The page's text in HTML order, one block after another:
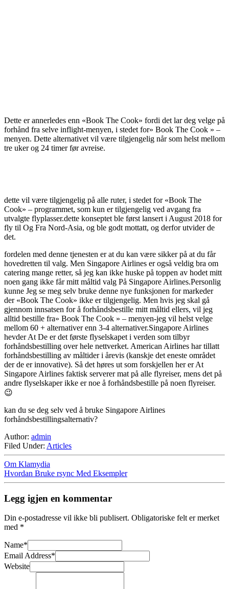
Dette er annerledes enn «Book The Cook» fordi det lar deg velge på
forhånd fra selve inflight-menyen, i stedet for» Book The Cook » –
menyen. Dette alternativet vil være tilgjengelig når som helst mellom
tre uker og 24 timer før avreise.
dette vil være tilgjengelig på alle ruter, i stedet for «Book The
Cook» – programmet, som kun er tilgjengelig ved avgang fra
utvalgte flyplasser.dette konseptet ble først lansert i August 2018 for
fly til Og Fra Nord-Asia, og ble godt mottatt, og derfor utvider de
det.
fordelen med denne tjenesten er at du kan være sikker på at du får
hovedretten til valg. Men Singapore Airlines er også veldig bra om
catering mange retter, så jeg kan ikke huske på toppen av hodet mitt
noen gang ikke får mitt måltid valg På Singapore Airlines.Personlig
kunne Jeg se meg selv bruke denne nye funksjonen for markeder
der «Book The Cook» ikke er tilgjengelig. Men hvis jeg skal gå
gjennom innsatsen for å forhåndsbestille mitt måltid ellers, vil jeg
alltid bestille fra» Book The Cook » – menyen-jeg vil helst velge
mellom 60 + alternativer enn 3-4 alternativer.Singapore Airlines
hevder At De er det første flyselskapet i verden som tilbyr
forhåndsbestilling over hele nettverket. American Airlines har tillatt
forhåndsbestilling av måltider i årevis (kanskje det eneste området
der de er innovative). Så det høres ut som forskjellen her er At
Singapore Airlines faktisk serverer mat på alle flyreiser, mens det på
andre flyselskaper ikke er noe å forhåndsbestille på noen flyreiser.
😉
kan du se deg selv ved å bruke Singapore Airlines
forhåndsbestillingsalternativ?
Author: admin
Filed Under: Articles
Om Klamydia
Hvordan Bruke rsync Med Eksempler
Legg igjen en kommentar
Din e-postadresse vil ikke bli publisert. Obligatoriske felt er merket
med *
Name*
Email Address*
Website